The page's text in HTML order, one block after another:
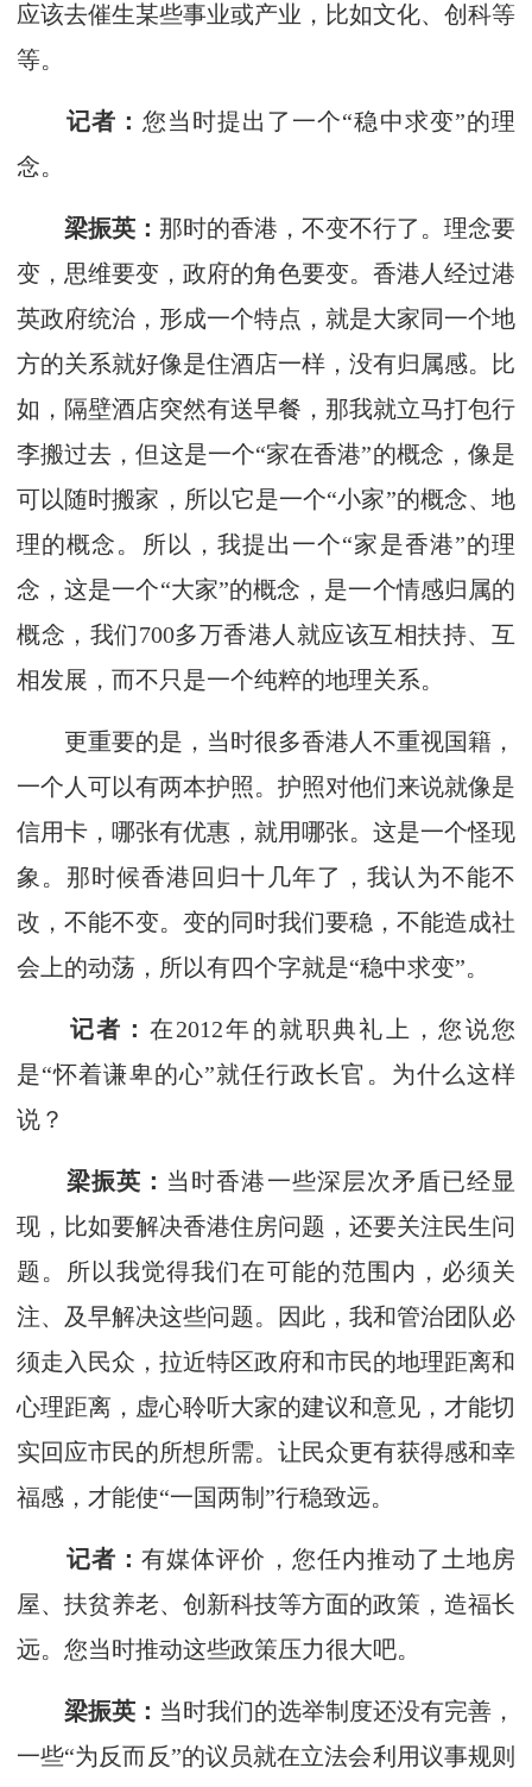
应该去催生某些事业或产业，比如文化、创科等
等。
记者： 您当时提出了一个“稳中求变”的理
念。
梁振英： 那时的香港，不变不行了。理念要
变，思维要变，政府的角色要变。香港人经过港
英政府统治，形成一个特点，就是大家同一个地
方的关系就好像是住酒店一样，没有归属感。比
如，隔壁酒店突然有送早餐，那我就立马打包行
李搬过去，但这是一个“家在香港”的概念，像是
可以随时搬家，所以它是一个“小家”的概念、地
理的概念。所以，我提出一个“家是香港”的理
念，这是一个“大家”的概念，是一个情感归属的
概念，我们700多万香港人就应该互相扶持、互
相发展，而不只是一个纯粹的地理关系。
更重要的是，当时很多香港人不重视国籍，
一个人可以有两本护照。护照对他们来说就像是
信用卡，哪张有优惠，就用哪张。这是一个怪现
象。那时候香港回归十几年了，我认为不能不
改，不能不变。变的同时我们要稳，不能造成社
会上的动荡，所以有四个字就是“稳中求变”。
记者： 在2012年的就职典礼上，您说您
是“怀着谦卑的心”就任行政长官。为什么这样
说？
梁振英： 当时香港一些深层次矛盾已经显
现，比如要解决香港住房问题，还要关注民生问
题。所以我觉得我们在可能的范围内，必须关
注、及早解决这些问题。因此，我和管治团队必
须走入民众，拉近特区政府和市民的地理距离和
心理距离，虚心聆听大家的建议和意见，才能切
实回应市民的所想所需。让民众更有获得感和幸
福感，才能使“一国两制”行稳致远。
记者：有媒体评价，您任内推动了土地房
屋、扶贫养老、创新科技等方面的政策，造福长
远。您当时推动这些政策压力很大吧。
梁振英： 当时我们的选举制度还没有完善，
一些“为反而反”的议员就在立法会利用议事规则